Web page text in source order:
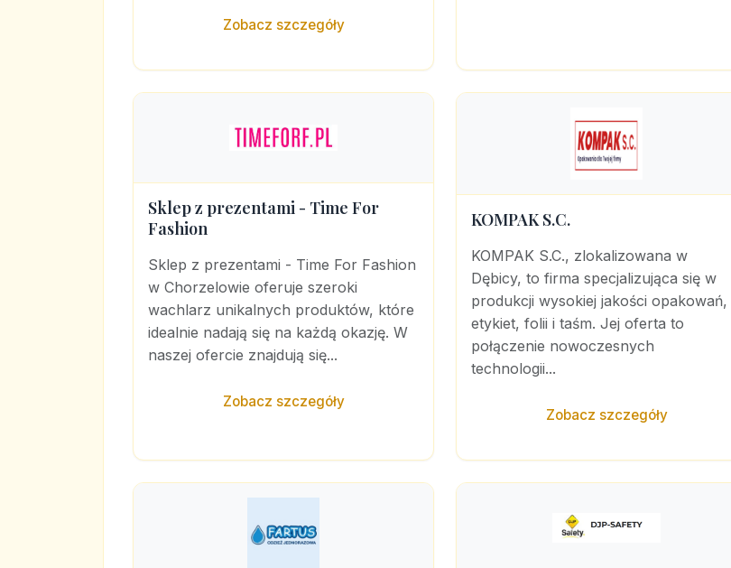
Zobacz szczegóły
Sklep z prezentami - Time For
Fashion
Sklep z prezentami - Time For Fashion
w Chorzelowie oferuje szeroki
wachlarz unikalnych produktów, które
idealnie nadają się na każdą okazję. W
naszej ofercie znajdują się...
Zobacz szczegóły
KOMPAK S.C.
KOMPAK S.C., zlokalizowana w
Dębicy, to firma specjalizująca się w
produkcji wysokiej jakości opakowań,
etykiet, folii i taśm. Jej oferta to
połączenie nowoczesnych
technologii...
Zobacz szczegóły